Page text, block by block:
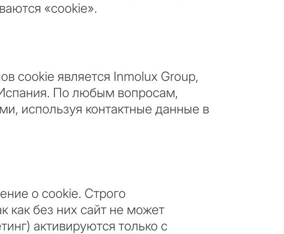
«cookie».
cookie является Inmolux Group,
По любым вопросам,
используя контактные данные в
о cookie. Строго
как без них сайт не может
активируются только с
недвижимость в